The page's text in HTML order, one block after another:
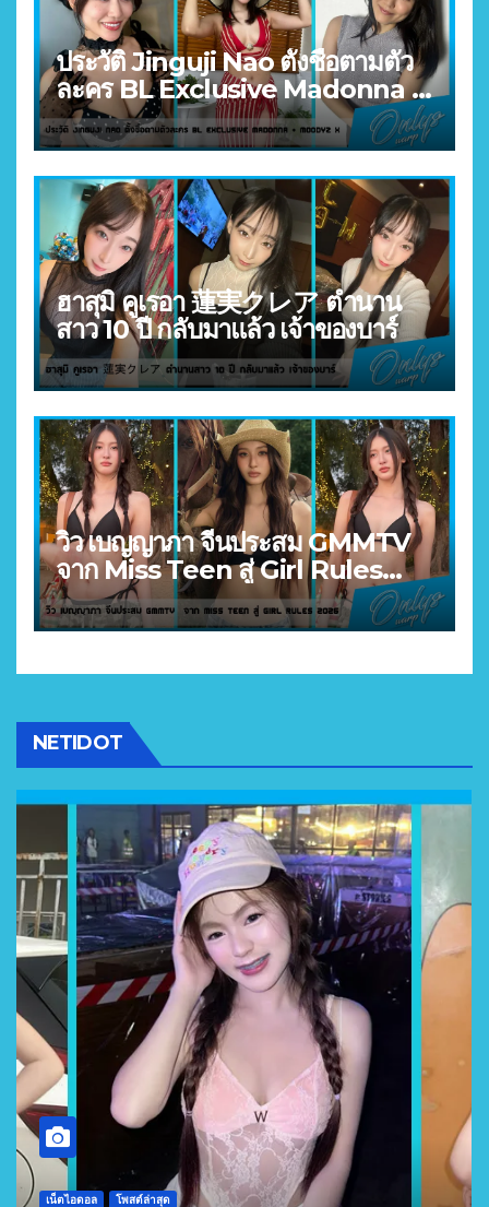
ประวัติ Jinguji Nao ตั้งชื่อตามตัว
ละคร BL Exclusive Madonna +
MOODYZ X
ฮาสุมิ คูเรอา 蓮実クレア ตำนาน
สาว 10 ปี กลับมาแล้ว เจ้าของบาร์
วิว เบญญาภา จีนประสม GMMTV
จาก Miss Teen สู่ Girl Rules
2026
NETIDOT
เน็ตไอดอล โพสต์ล่าสุด